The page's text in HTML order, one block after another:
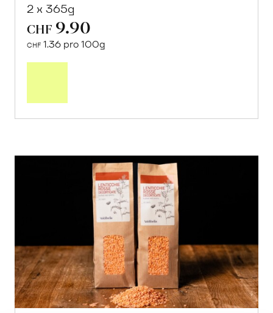
2 x 365g
CHF 9.90
CHF 1.36 pro 100g